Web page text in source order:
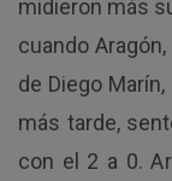
midieron más
cuando
de Diego
más tarde,
con el 2 a 0.